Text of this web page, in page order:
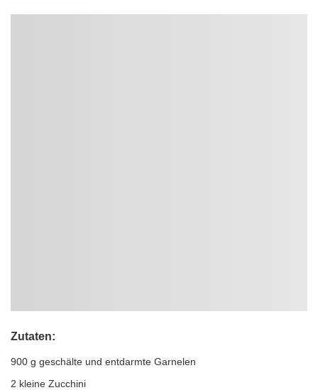
Zutaten:
900 g geschälte und entdarmte Garnelen
2 kleine Zucchini